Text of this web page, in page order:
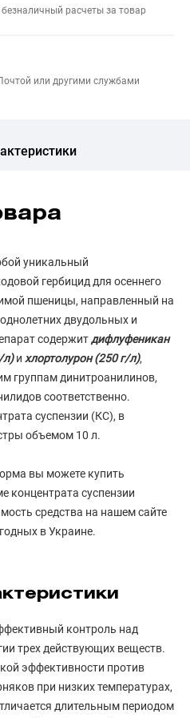
расчеты за товар
или другими службами
уникальный
гербицид для осеннего
пшеницы, направленный на
двудольных и
содержитдифлуфеникан
л)и хлортолурон (250 г/л),
группам динитроанилинов,
соответственно.
суспензии (КС), в
объемом 10 л.
вы можете купить
концентрата суспензии
средства на нашем сайте
в Украине.
контроль над
трех действующих веществ.
эффективности против
при низких температурах,
длительным периодом